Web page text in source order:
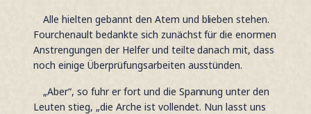
Alle hielten gebannt den Atem und blieben stehen.
Fourchenault bedankte sich zunächst für die enormen
Anstrengungen der Helfer und teilte danach mit, dass
noch einige Überprüfungsarbeiten ausstünden.
„Aber“, so fuhr er fort und die Spannung unter den
Leuten stieg, „die Arche ist vollendet. Nun lasst uns